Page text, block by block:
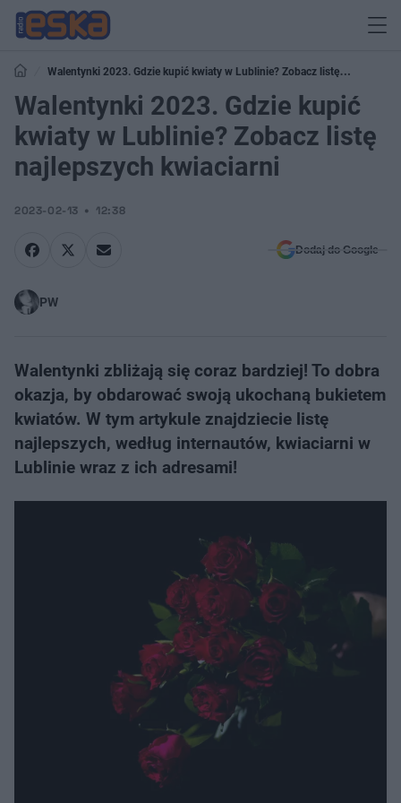
Walentynki 2023. Gdzie kupić kwiaty w Lublinie? Zobacz listę
najlepszych kwiaciarni
Walentynki 2023. Gdzie kupić
kwiaty w Lublinie? Zobacz listę
najlepszych kwiaciarni
2023-02-13 12:38
Dodaj do Google
PW
Walentynki zbliżają się coraz bardziej! To dobra
okazja, by obdarować swoją ukochaną bukietem
kwiatów. W tym artykule znajdziecie listę
najlepszych, według internautów, kwiaciarni w
Lublinie wraz z ich adresami!